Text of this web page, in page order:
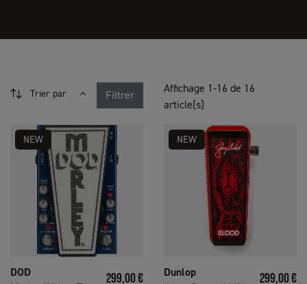
Trier par Filtrer
Affichage 1-16 de 16
article(s)
DOD
Prix
299,00 €
NEW
Dunlop
Prix
299,00 €
NEW